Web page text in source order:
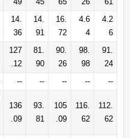
14.
36
14.
91
16.
72
4.6
4
4.2
6
127
.12
81.
90
90.
26
98.
98
91.
24
-- -- -- -- --
136
.09
93.
81
105
.09
116.
62
112.
62